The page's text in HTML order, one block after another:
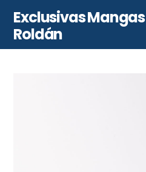
content
Exclusivas Mangas
Roldán